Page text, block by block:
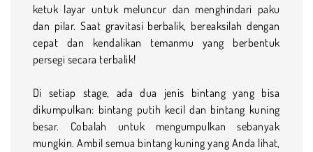
ketuk layar untuk meluncur dan menghindari paku
dan pilar. Saat gravitasi berbalik, bereaksilah dengan
cepat dan kendalikan temanmu yang berbentuk
persegi secara terbalik!
Di setiap stage, ada dua jenis bintang yang bisa
dikumpulkan: bintang putih kecil dan bintang kuning
besar. Cobalah untuk mengumpulkan sebanyak
mungkin. Ambil semua bintang kuning yang Anda lihat,